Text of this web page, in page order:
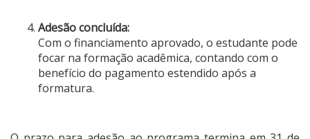
Adesão concluída:
Com o financiamento aprovado, o estudante pode
focar na formação acadêmica, contando com o
benefício do pagamento estendido após a
formatura.